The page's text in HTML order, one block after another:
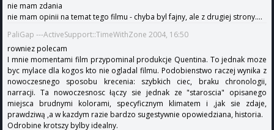
nie mam zdania
nie mam opinii na temat tego filmu - chyba byl fajny, ale z drugiej strony....
PaliGap ---ActiveSupport::TimeWithZone 2004, 16:50
rowniez polecam
I mnie momentami film przypominal produkcje Quentina. To jednak moze
byc mylace dla kogos kto nie ogladal filmu. Podobienstwo raczej wynika z
nowoczesnego sposobu krecenia: szybkich ciec, braku chronologii,
narracji. Ta nowoczesnosc łączy sie jednak ze "staroscia" opisanego
miejsca brudnymi kolorami, specyficznym klimatem i ,jak sie zdaje,
prawdziwą ,a w kazdym razie bardzo sugestywnie opowiedziana, historia.
Odrobine krotszy bylby idealny.